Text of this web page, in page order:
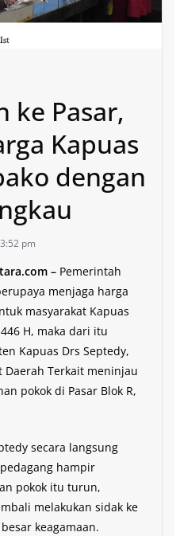
ke Pasar,
Kapuas
dengan
pm
–Pemerintah
menjaga harga
masyarakat Kapuas
H, maka dari itu
Kapuas Drs Septedy,
Daerah Terkait meninjau
pokok di Pasar Blok R,
secara langsung
hampir
pokok itu turun,
melakukan sidak ke
keagamaan.